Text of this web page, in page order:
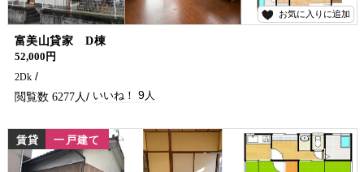
お気に入りに追加
9
富美山貸家 D棟
52,000円
2Dk
6277 9
賃貸 一戸建て